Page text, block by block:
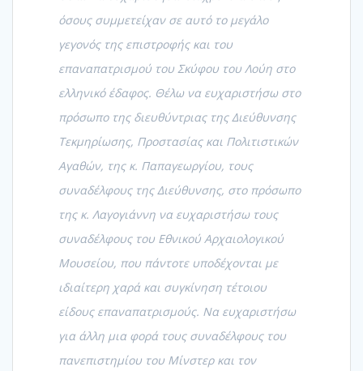
όσους συμμετείχαν σε αυτό το μεγάλο
γεγονός της επιστροφής και του
επαναπατρισμού του Σκύφου του Λούη στο
ελληνικό έδαφος. Θέλω να ευχαριστήσω στο
πρόσωπο της διευθύντριας της Διεύθυνσης
Τεκμηρίωσης, Προστασίας και Πολιτιστικών
Αγαθών, της κ. Παπαγεωργίου, τους
συναδέλφους της Διεύθυνσης, στο πρόσωπο
της κ. Λαγογιάννη να ευχαριστήσω τους
συναδέλφους του Εθνικού Αρχαιολογικού
Μουσείου, που πάντοτε υποδέχονται με
ιδιαίτερη χαρά και συγκίνηση τέτοιου
είδους επαναπατρισμούς. Να ευχαριστήσω
για άλλη μια φορά τους συναδέλφους του
πανεπιστημίου του Μίνστερ και τον